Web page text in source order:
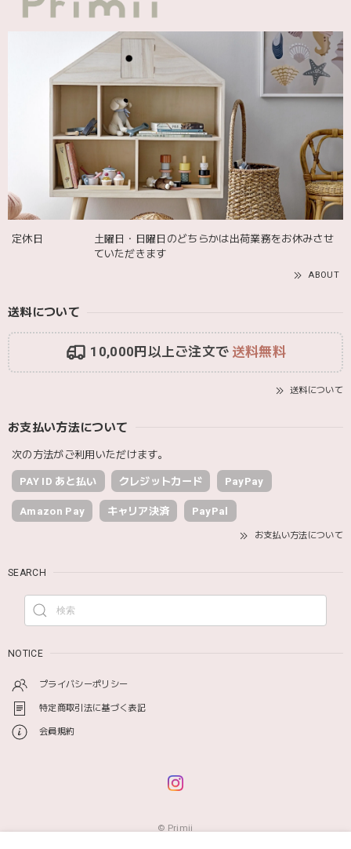
2025/12/12
blanco ブランコ | ダブルボアブランケット ベビー double boa blanket ホワイト 無地
2025/12/09
発送も届くのも早かったです！バースデーバルーンも入って
て嬉しかったです🎈誕生日に使わせて頂きます🫶
Adnil LAND アドニルランド | PULL ALONG PUPPY からだをくねくねさせながらついてくる プル アロング パピー プルトイ 木のおもちゃ
2025/12/02
定休日
土曜日・日曜日のどちらかは出荷業務をお休みさせ
ていただきます
ABOUT
送料について
10,000円以上ご注文で 送料無料
送料について
お支払い方法について
次の方法がご利用いただけます。
PAY ID あと払い クレジットカード PayPay
Amazon Pay キャリア決済 PayPal
お支払い方法について
SEARCH
NOTICE
プライバシーポリシー
特定商取引法に基づく表記
会員規約
© Primii